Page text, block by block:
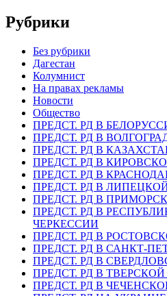
Рубрики
Без рубрики
Дагестан
Колумнист
На правах рекламы
Новости
Общество
ПРЕДСТ. РД В
ПРЕДСТ. РД В
ПРЕДСТ. РД В
ПРЕДСТ. РД В
ПРЕДСТ. РД В
ПРЕДСТ. РД В
ПРЕДСТ. РД В
ПРЕДСТ. РД В
ЧЕРКЕССИИ
ПРЕДСТ. РД В
ПРЕДСТ. РД В САНКТ-
ПРЕДСТ. РД В
ПРЕДСТ. РД В
ПРЕДСТ. РД В